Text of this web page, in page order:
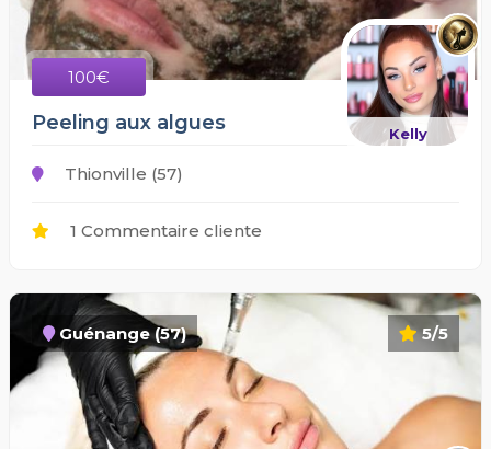
100€
Kelly
Peeling aux algues
Thionville (57)
1 Commentaire cliente
5/5
Guénange (57)